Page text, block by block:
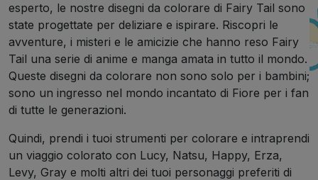
esperto, le nostre disegni da colorare di Fairy Tail sono
state progettate per deliziare e ispirare. Riscopri le
avventure, i misteri e le amicizie che hanno reso Fairy
Tail una serie di anime e manga amata in tutto il mondo.
Queste disegni da colorare non sono solo per i bambini;
sono un ingresso nel mondo incantato di Fiore per i fan
di tutte le generazioni.
Quindi, prendi i tuoi strumenti per colorare e intraprendi
un viaggio colorato con Lucy, Natsu, Happy, Erza,
Levy, Gray e molti altri dei tuoi personaggi preferiti di